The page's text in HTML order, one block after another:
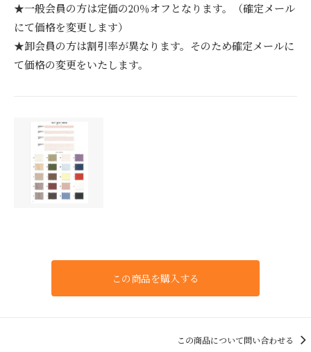
★一般会員の方は定価の20％オフとなります。（確定メール
にて価格を変更します）
★卸会員の方は割引率が異なります。そのため確定メールに
て価格の変更をいたします。
この商品を購入する
この商品について問い合わせる